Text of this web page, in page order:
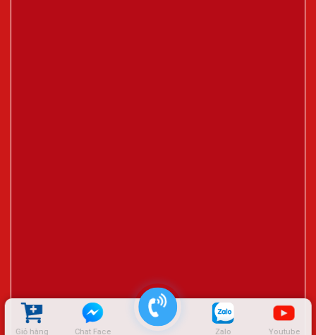
Giỏ hàng Chat Face Zalo Youtube